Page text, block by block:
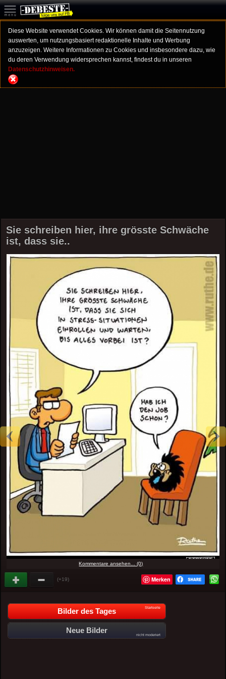
Diese Website verwendet Cookies. Wir können damit die Seitennutzung
auswerten, um nutzungsbasiert redaktionelle Inhalte und Werbung
anzuzeigen. Weitere Informationen zu Cookies und insbesondere dazu, wie
du deren Verwendung widersprechen kannst, findest du in unseren
Datenschutzhinweisen.
Sie schreiben hier, ihre grösste Schwäche
ist, dass sie..
Kommentare ansehen... (0)
(+19) Merken
Bilder des Tages Startseite
Neue Bilder
nicht moderiert